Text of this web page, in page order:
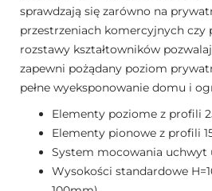
sprawdzają się zarówno na
przestrzeniach komercyjnych czy
rozstawy kształtowników
zapewni pożądany poziom
pełne wyeksponowanie domu i
Elementy poziome z profili
Elementy pionowe z profili
System mocowania uchwyt
Wysokości standardowe